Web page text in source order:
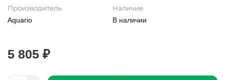
Производитель
Aquario
Наличие
В наличии
5 805 ₽